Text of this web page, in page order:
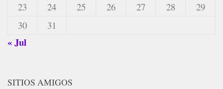
23
24 25 26 27 28
29
30
31
« Jul
SITIOS AMIGOS